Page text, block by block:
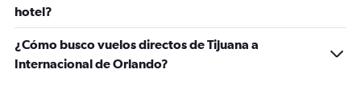
hotel?
¿Cómo busco vuelos directos de Tijuana a
Internacional de Orlando?